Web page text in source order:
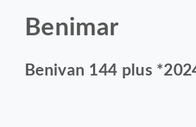
Benimar
Benivan 144 plus